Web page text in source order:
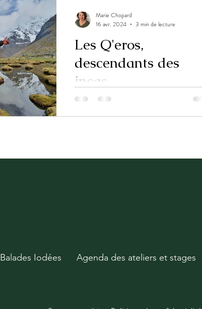
Les Q'eros,
descendants des
incas
Les Q'eros viennent du Pérou et font partie
des derniers descendants des incas. Leur
Marie Chopard
16 avr. 2024
3 min de lecture
Balades Iodées Agenda des ateliers et stages